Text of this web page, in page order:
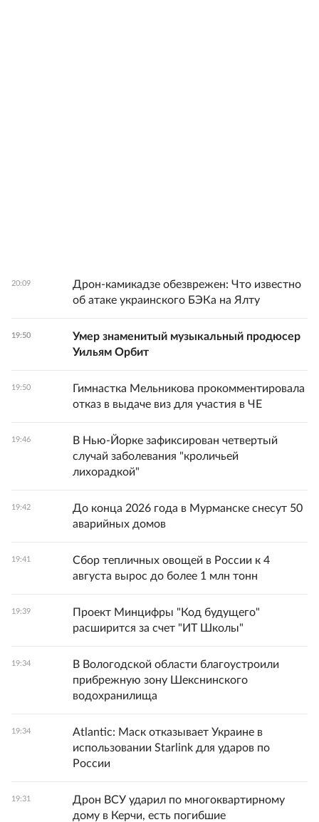
20:09
Дрон-камикадзе обезврежен: Что известно
об атаке украинского БЭКа на Ялту
19:50
Умер знаменитый музыкальный продюсер
Уильям Орбит
19:50
Гимнастка Мельникова прокомментировала
отказ в выдаче виз для участия в ЧЕ
19:46
В Нью-Йорке зафиксирован четвертый
случай заболевания "кроличьей
лихорадкой"
19:42
До конца 2026 года в Мурманске снесут 50
аварийных домов
19:41
Сбор тепличных овощей в России к 4
августа вырос до более 1 млн тонн
19:39
Проект Минцифры "Код будущего"
расширится за счет "ИТ Школы"
19:34
В Вологодской области благоустроили
прибрежную зону Шекснинского
водохранилища
19:34
Atlantic: Маск отказывает Украине в
использовании Starlink для ударов по
России
19:31
Дрон ВСУ ударил по многоквартирному
дому в Керчи, есть погибшие